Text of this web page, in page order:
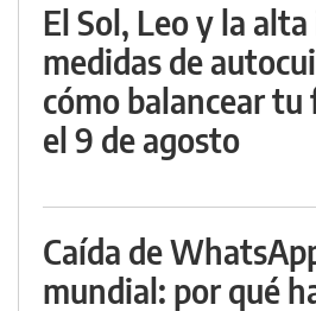
El Sol, Leo y la
medidas de
cómo balancear tu
el 9 de agosto
Caída de
mundial: por qué